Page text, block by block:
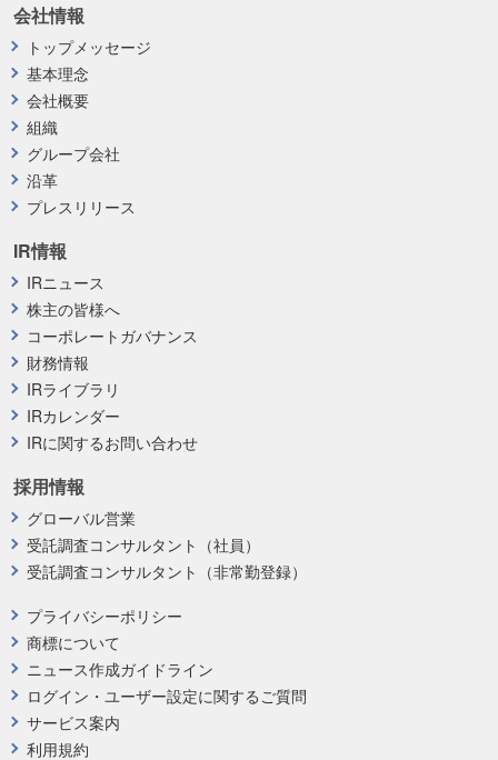
プライバシーポリシー
商標について
ニュース作成ガイドライン
ログイン・ユーザー設定に関するご質問
サービス案内
利用規約
採用情報
グローバル営業
受託調査コンサルタント（社員）
受託調査コンサルタント（非常勤登録）
会社情報
トップメッセージ
基本理念
会社概要
組織
グループ会社
沿革
プレスリリース
IR情報
IRニュース
株主の皆様へ
コーポレートガバナンス
財務情報
IRライブラリ
IRカレンダー
IRに関するお問い合わせ